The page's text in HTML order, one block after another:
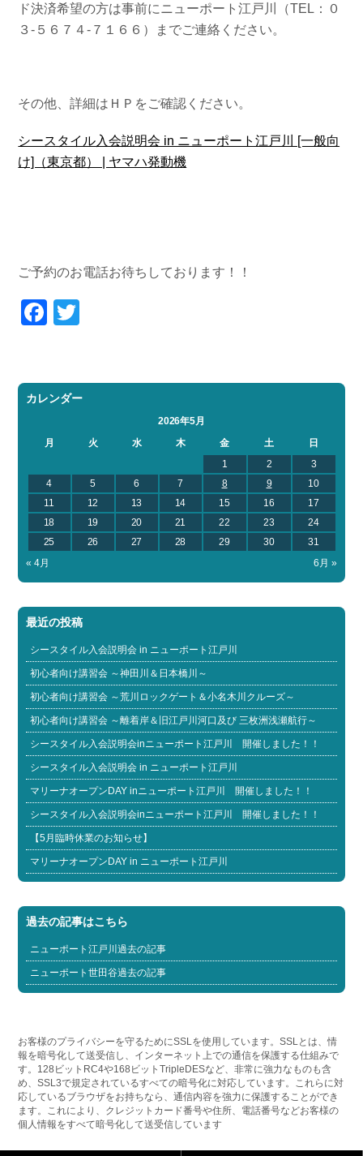
ド決済希望の方は事前にニューポート江戸川（TEL：０
３-５６７４-７１６６）までご連絡ください。
その他、詳細はＨＰをご確認ください。
シースタイル入会説明会 in ニューポート江戸川 [一般向
け]（東京都） | ヤマハ発動機
ご予約のお電話お待ちしております！！
Facebook
カレンダー
2026年5月
月
火 水 木 金 土
日
1
2
3
4
5 6 7 8 9
10
11
12 13 14 15 16
17
18
19 20 21 22 23
24
25
26 27 28 29 30
31
« 4月
6月 »
最近の投稿
シースタイル入会説明会 in ニューポート江戸川
初心者向け講習会 ～神田川＆日本橋川～
初心者向け講習会 ～荒川ロックゲート＆小名木川クルーズ～
初心者向け講習会 ～離着岸＆旧江戸川河口及び 三枚洲浅瀬航行～
シースタイル入会説明会inニューポート江戸川 開催しました！！
シースタイル入会説明会 in ニューポート江戸川
マリーナオープンDAY inニューポート江戸川 開催しました！！
シースタイル入会説明会inニューポート江戸川 開催しました！！
【5月臨時休業のお知らせ】
マリーナオープンDAY in ニューポート江戸川
過去の記事はこちら
ニューポート江戸川過去の記事
ニューポート世田谷過去の記事
お客様のプライバシーを守るためにSSLを使用しています。SSLとは、情
報を暗号化して送受信し、インターネット上での通信を保護する仕組みで
す。128ビットRC4や168ビットTripleDESなど、非常に強力なものも含
め、SSL3で規定されているすべての暗号化に対応しています。これらに対
応しているブラウザをお持ちなら、通信内容を強力に保護することができ
ます。これにより、クレジットカード番号や住所、電話番号などお客様の
個人情報をすべて暗号化して送受信しています